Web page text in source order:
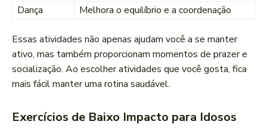
Dança
Melhora o equilíbrio e a coordenação
Essas atividades não apenas ajudam você a se manter
ativo, mas também proporcionam momentos de prazer e
socialização. Ao escolher atividades que você gosta, fica
mais fácil manter uma rotina saudável.
Exercícios de Baixo Impacto para Idosos